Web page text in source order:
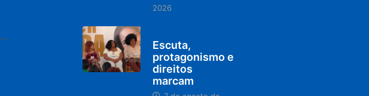
2026
Escuta,
protagonismo e
direitos
marcam